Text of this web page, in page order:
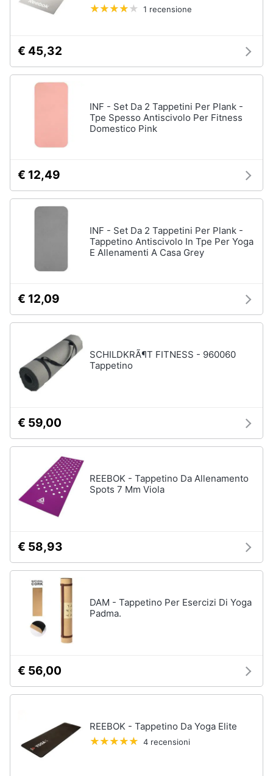
1 recensione
€ 45,32
INF - Set Da 2 Tappetini Per Plank -
Tpe Spesso Antiscivolo Per Fitness
Domestico Pink
€ 12,49
INF - Set Da 2 Tappetini Per Plank -
Tappetino Antiscivolo In Tpe Per Yoga
E Allenamenti A Casa Grey
€ 12,09
SCHILDKRÃ¶T FITNESS - 960060
Tappetino
€ 59,00
REEBOK - Tappetino Da Allenamento
Spots 7 Mm Viola
€ 58,93
DAM - Tappetino Per Esercizi Di Yoga
Padma.
€ 56,00
REEBOK - Tappetino Da Yoga Elite
4 recensioni